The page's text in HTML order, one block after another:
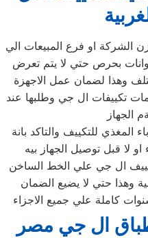
الشركة او فرع المبيعات الي
بحرص حتي لا يتم تعرض
وهذا لضمان عمل الاجهزة
تكييفات ال جي وطلبها عند
الجهاز
للتكييف والتاكد بانة
لا قبل توصيل الجهاز بيه
ال جي علي الخط الساخن
وهذا حتي لا يضيع الضمان
ال جي مصر